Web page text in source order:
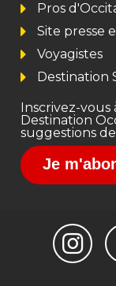
Pros
Site presse
Voyagistes
Destination
Inscrivez-
Destination
suggestions
Je